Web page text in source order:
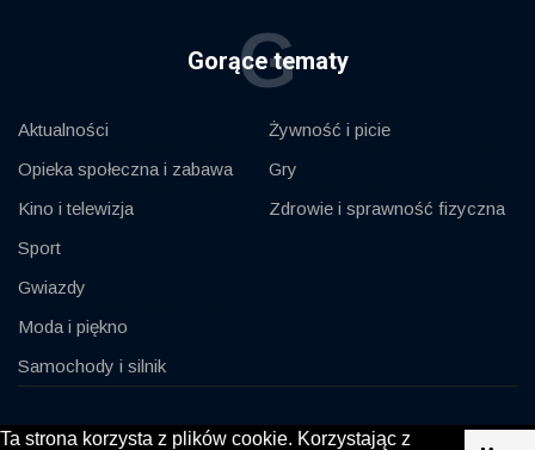
Ta strona korzysta z plików cookie. Korzystając z
Gorące tematy
G
Aktualności
Opieka społeczna i zabawa
Kino i telewizja
Sport
Gwiazdy
Moda i piękno
Samochody i silnik
Żywność i picie
Gry
Zdrowie i sprawność fizyczna
© 2020, KV-GmbH | All rights reserved